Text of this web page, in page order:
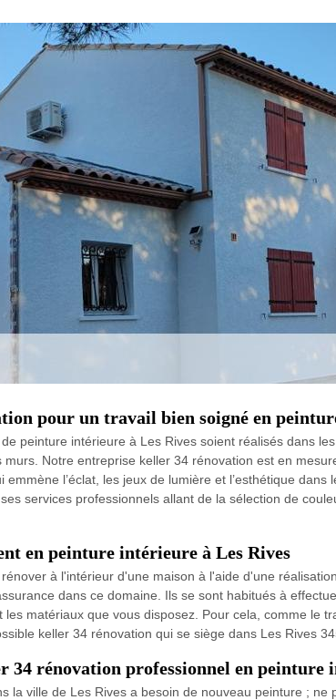
pour un travail bien soigné en
peinture intérieure à Les Rives soient réalisés dans
murs. Notre entreprise keller 34 rénovation est en
emmène l’éclat, les jeux de lumière et l’esthétique
services professionnels allant de la sélection de
en peinture intérieure à Les Rives
à l'intérieur d'une maison à l'aide d'une
dans ce domaine. Ils se sont habitués à
les matériaux que vous disposez. Pour cela, comme le
keller 34 rénovation qui se siège dans Les Rives
34 rénovation professionnel en peinture
la ville de Les Rives a besoin de nouveau peinture ;